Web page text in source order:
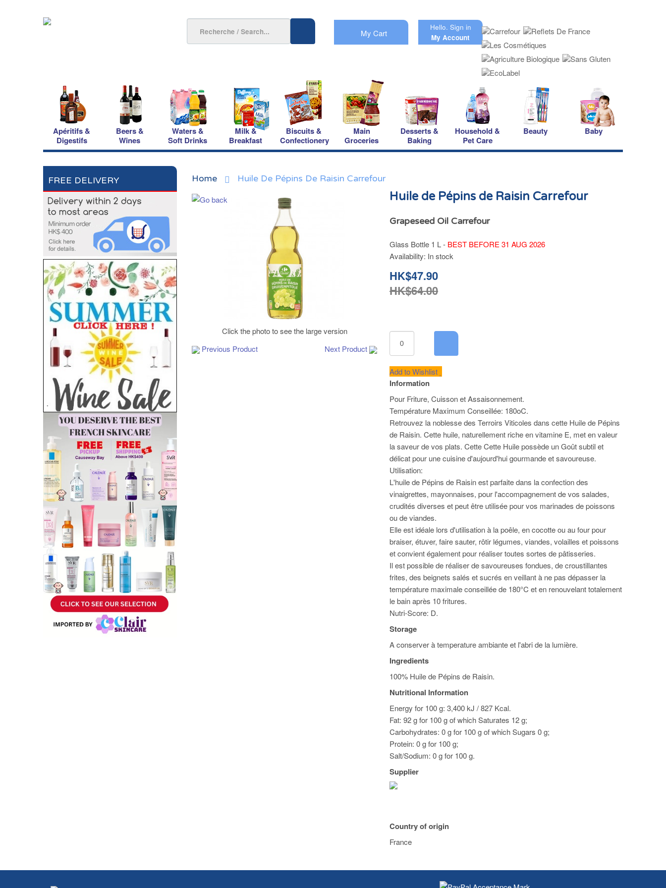
My Cart
Hello. Sign in
My Account
Apéritifs &
Digestifs
Beers &
Wines
Waters &
Soft Drinks
Milk &
Breakfast
Biscuits &
Confectionery
Main
Groceries
Desserts &
Baking
Household &
Pet Care
Beauty Baby
FREE DELIVERY Home Huile De Pépins De Raisin Carrefour
Click the photo to see the large version
Previous Product
Next Product
Huile de Pépins de Raisin Carrefour
Grapeseed Oil Carrefour
Glass Bottle 1 L - BEST BEFORE 31 AUG 2026
Availability: In stock
HK$47.90
HK$64.00
Add to Wishlist
Information
Pour Friture, Cuisson et Assaisonnement.
Température Maximum Conseillée: 180oC.
Retrouvez la noblesse des Terroirs Viticoles dans cette Huile de Pépins
de Raisin. Cette huile, naturellement riche en vitamine E, met en valeur
la saveur de vos plats. Cette Cette Huile possède un Goût subtil et
délicat pour une cuisine d'aujourd'hui gourmande et savoureuse.
Utilisation:
L'huile de Pépins de Raisin est parfaite dans la confection des
vinaigrettes, mayonnaises, pour l'accompagnement de vos salades,
crudités diverses et peut être utilisée pour vos marinades de poissons
ou de viandes.
Elle est idéale lors d'utilisation à la poêle, en cocotte ou au four pour
braiser, étuver, faire sauter, rôtir légumes, viandes, volailles et poissons
et convient également pour réaliser toutes sortes de pâtisseries.
Il est possible de réaliser de savoureuses fondues, de croustillantes
frites, des beignets salés et sucrés en veillant à ne pas dépasser la
température maximale conseillée de 180°C et en renouvelant totalement
le bain après 10 fritures.
Nutri-Score: D.
Storage
A conserver à temperature ambiante et l'abri de la lumière.
Ingredients
100% Huile de Pépins de Raisin.
Nutritional Information
Energy for 100 g: 3,400 kJ / 827 Kcal.
Fat: 92 g for 100 g of which Saturates 12 g;
Carbohydrates: 0 g for 100 g of which Sugars 0 g;
Protein: 0 g for 100 g;
Salt/Sodium: 0 g for 100 g.
Supplier
Country of origin
France